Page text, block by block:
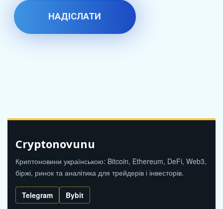
Cryptonovunu
Криптоновини українською: Bitcoin, Ethereum, DeFi, Web3,
біржі, ринок та аналітика для трейдерів і інвесторів.
Telegram Bybit